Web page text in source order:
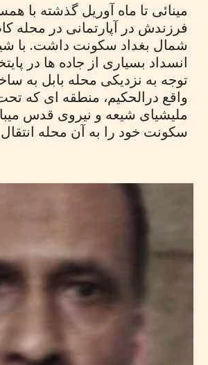
مینائی تا ماه آوریل گذشته با
فرزندش در آپارتمانی در محله
شمال بغداد سکونت داشت. با
انسداد بسیاری از جاده ها در
توجه به نزدیکی محله بابل به
واقع درالحکیم، منطقه ای که
ملیشیای شیعه و نیروی قدس
سکونت خود را به آن محله انتقال